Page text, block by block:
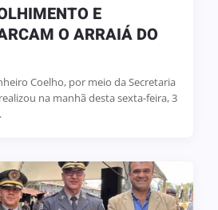
E
O ARRAIÁ DO
Coelho, por meio da Secretaria
na manhã desta sexta-feira, 3